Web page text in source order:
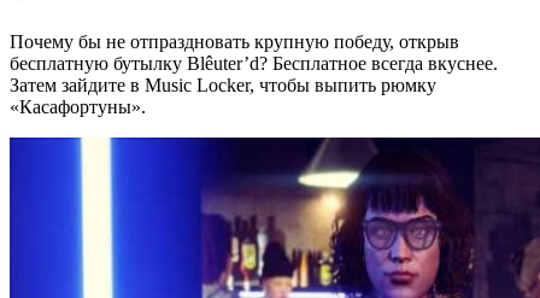
Почему бы не отпраздновать крупную победу, открыв
бесплатную бутылку Blêuter’d? Бесплатное всегда вкуснее.
Затем зайдите в Music Locker, чтобы выпить рюмку
«Касафортуны».